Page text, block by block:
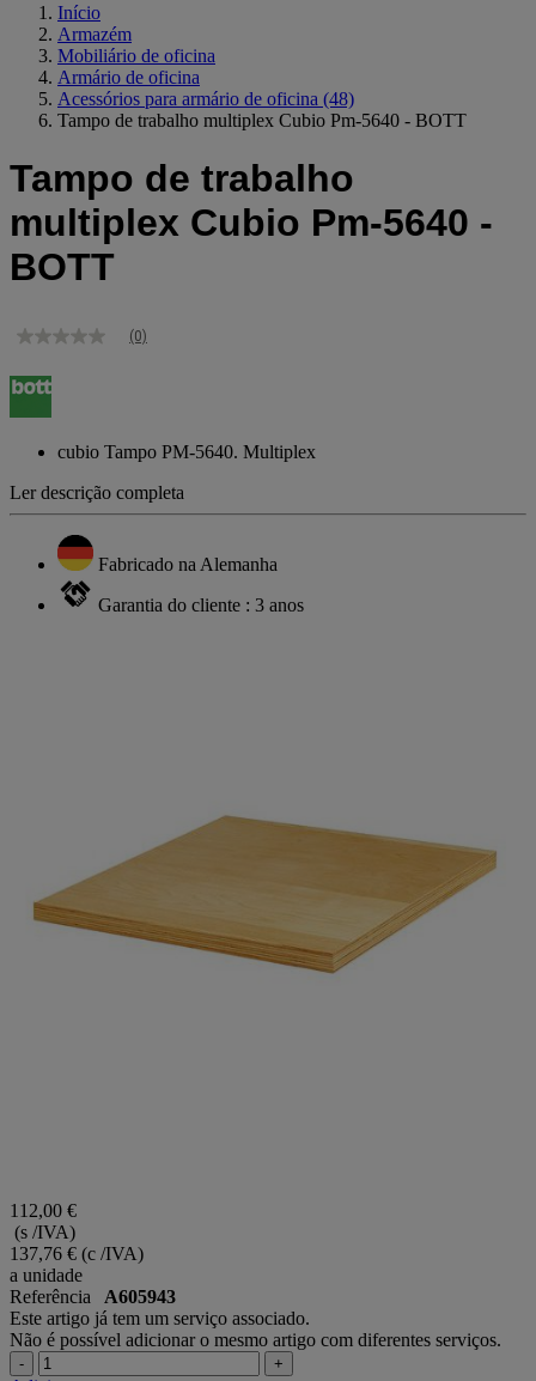
Início
Armazém
Mobiliário de oficina
Armário de oficina
Acessórios para armário de oficina (48)
Tampo de trabalho multiplex Cubio Pm-5640 - BOTT
Tampo de trabalho
multiplex Cubio Pm-5640 -
BOTT
Sem
de
classificação
Link
página.
(0)
cubio Tampo PM-5640. Multiplex
Ler descrição completa
Fabricado na Alemanha
Garantia do cliente : 3 anos
112,00 €
(s /IVA)
137,76 € (c /IVA)
a unidade
Referência A605943
Este artigo já tem um serviço associado.
Não é possível adicionar o mesmo artigo com diferentes serviços.
- +